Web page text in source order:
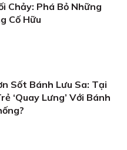
Chảy: Phá Bỏ Những
Cố Hữu
Sốt Bánh Lưu Sa: Tại
‘Quay Lưng’ Với Bánh